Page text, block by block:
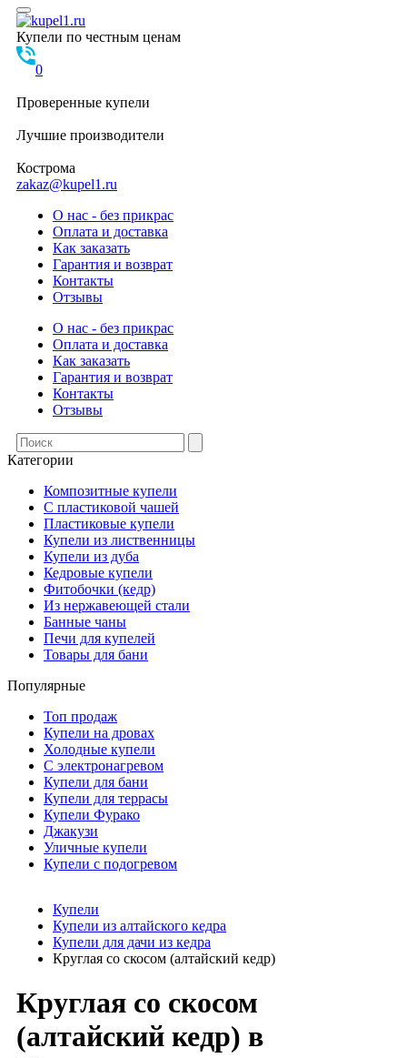
Купели по честным ценам
0
Проверенные купели
Лучшие производители
Кострома
zakaz@kupel1.ru
О нас - без прикрас
Оплата и доставка
Как заказать
Гарантия и возврат
Контакты
Отзывы
О нас - без прикрас
Оплата и доставка
Как заказать
Гарантия и возврат
Контакты
Отзывы
Категории
Композитные купели
С пластиковой чашей
Пластиковые купели
Купели из лиственницы
Купели из дуба
Кедровые купели
Фитобочки (кедр)
Из нержавеющей стали
Банные чаны
Печи для купелей
Товары для бани
Популярные
Топ продаж
Купели на дровах
Холодные купели
С электронагревом
Купели для бани
Купели для террасы
Купели Фурако
Джакузи
Уличные купели
Купели с подогревом
Купели
Купели из алтайского кедра
Купели для дачи из кедра
Круглая со скосом (алтайский кедр)
Круглая со скосом
(алтайский кедр) в